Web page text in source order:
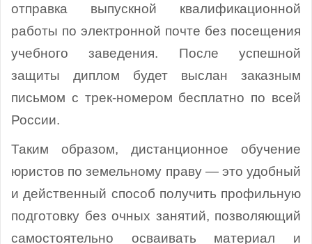
отправка выпускной квалификационной
работы по электронной почте без посещения
учебного заведения. После успешной
защиты диплом будет выслан заказным
письмом с трек-номером бесплатно по всей
России.
Таким образом, дистанционное обучение
юристов по земельному праву — это удобный
и действенный способ получить профильную
подготовку без очных занятий, позволяющий
самостоятельно осваивать материал и